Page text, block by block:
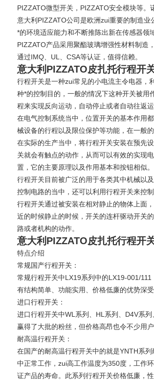
PIZZATO微型开关，PIZZATO安全模块等。
意大利PIZZATO公司是欧洲zui重要的制造业
*的环境适应能力和不断推陈出新在传感器领
PIZZATO产品采用聚酯玻璃增强性材料制造
通过IMQ、UL、CSA等认证，值得信赖。
意大利PIZZATO皮扎托行程开
行程开关是一种zui常见的小电流主令电器，
种*的控制目的，一般的情况下这种开关被
程来实现反向运动，自动停止或者自动往返
在电气控制系统当中，位置开关的基本作用
械设备的行程以及限位保护等功能，在一般
在实际的生产当中，将行程开关安装在预先
关就会有触点的动作，从而可以有效的实现
置，它的主要原理以及作用基本和按钮相似。
行程开关目前被广泛的用于各类其中机械以
控制电路的当中，还可以利用行程开关来控
行程开关通过被安装在相对静止的物体上面
近的时候静止的时候，开关的连杆驱动开关
路或者机构的动作。
意大利PIZZATO皮扎托行程开
特点介绍
常规国产行程开关：
常规行程开关中LX19系列中的LX19-001/
有结构简单、功能实用、价格低廉的优势深受
进口行程开关：
进口行程开关中WL系列、HL系列、D4V系
赢得了大批的粉丝，但价格高昂也令不少用
耐高温行程开关：
在国产的耐高温行程开关中的就是YNTH系
中正常工作，zui高工作温度为350度，工作
证产品的寿命。此系列行程开关价格低廉，